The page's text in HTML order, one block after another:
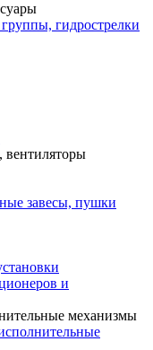
гидрострелки
вентиляторы
завесы, пушки
и
механизмы